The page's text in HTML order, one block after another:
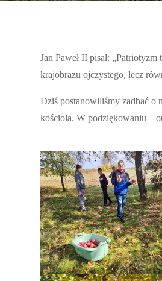
Jan Paweł II pisał:
krajobrazu ojczystego, lecz
Dziś postanowiliśmy zadbać o
kościoła. W podziękowaniu –